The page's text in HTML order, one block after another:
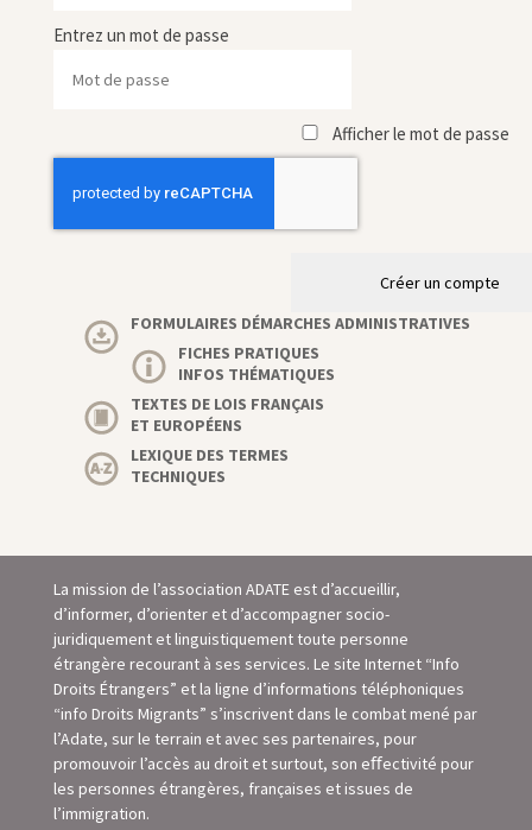
Entrez un mot de passe
Afficher le mot de passe
Créer un compte
FORMULAIRES DÉMARCHES ADMINISTRATIVES
FICHES PRATIQUES
INFOS THÉMATIQUES
TEXTES DE LOIS FRANÇAIS
ET EUROPÉENS
LEXIQUE DES TERMES
TECHNIQUES
La mission de l’association ADATE est d’accueillir,
d’informer, d’orienter et d’accompagner socio-
juridiquement et linguistiquement toute personne
étrangère recourant à ses services. Le site Internet “Info
Droits Étrangers” et la ligne d’informations téléphoniques
“info Droits Migrants” s’inscrivent dans le combat mené par
l’Adate, sur le terrain et avec ses partenaires, pour
promouvoir l’accès au droit et surtout, son eﬀectivité pour
les personnes étrangères, françaises et issues de
l’immigration.